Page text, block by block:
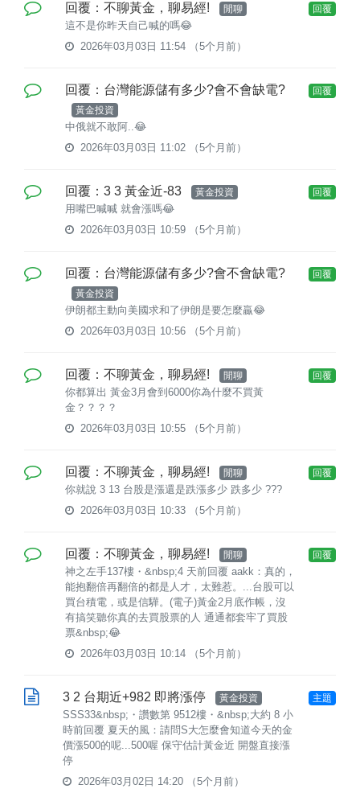
回覆：不聊黃金，聊易經! 閒聊
這不是你昨天自己喊的嗎😂
2026年03月03日 11:54
（5个月前）
回覆
回覆：台灣能源儲有多少?會不會缺電?
黃金投資
中俄就不敢阿..😂
2026年03月03日 11:02
（5个月前）
回覆
回覆：3 3 黃金近-83 黃金投資
用嘴巴喊喊 就會漲嗎😂
2026年03月03日 10:59
（5个月前）
回覆
回覆：台灣能源儲有多少?會不會缺電?
黃金投資
伊朗都主動向美國求和了伊朗是要怎麼贏😂
2026年03月03日 10:56
（5个月前）
回覆
回覆：不聊黃金，聊易經! 閒聊
你都算出 黃金3月會到6000你為什麼不買黃
金？？？？
2026年03月03日 10:55
（5个月前）
回覆
回覆：不聊黃金，聊易經! 閒聊
你就說 3 13 台股是漲還是跌漲多少 跌多少 ???
2026年03月03日 10:33
（5个月前）
回覆
回覆：不聊黃金，聊易經! 閒聊
神之左手137樓・&nbsp;4 天前回覆 aakk：真的，
能抱翻倍再翻倍的都是人才，太難惹。...台股可以
買台積電，或是信驊。(電子)黃金2月底作帳，沒
有搞笑聽你真的去買股票的人 通通都套牢了買股
票&nbsp;😂
2026年03月03日 10:14
（5个月前）
回覆
3 2 台期近+982 即將漲停 黃金投資
SSS33&nbsp;・讚數第 9512樓・&nbsp;大約 8 小
時前回覆 夏天的風：請問S大怎麼會知道今天的金
價漲500的呢...500喔 保守估計黃金近 開盤直接漲
停
2026年03月02日 14:20
（5个月前）
主題